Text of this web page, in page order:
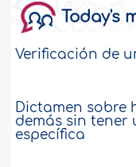
Today's
Verificación de
Dictamen sobre
demás sin tener
específica